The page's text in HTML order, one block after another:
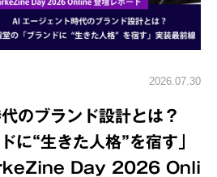
2026.07.30
のブランド設計とは？
に“生きた人格”を宿す」
Day 2026 Onli